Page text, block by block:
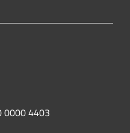
0000 4403